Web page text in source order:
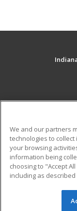
Military
Financial
Help
© 2026 ed2go,
We and our partners
technologies to
your browsing
information being
choosing to "Accept
including as described